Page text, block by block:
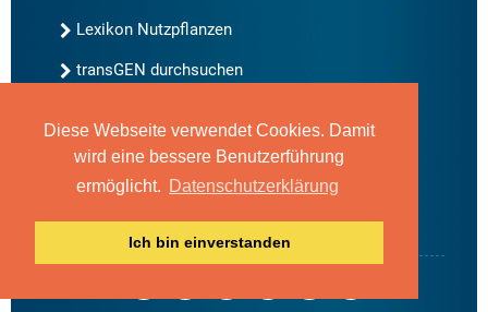
Diese Webseite verwendet Cookies. Damit
wird eine bessere Benutzerführung
ermöglicht. Datenschutzerklärung
Ich bin einverstanden
Lexikon Nutzpflanzen
transGEN durchsuchen
Neu bei transGEN